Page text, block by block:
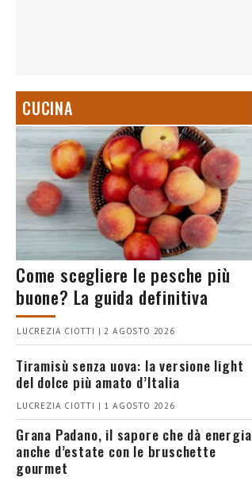
CUCINA
Come scegliere le pesche più
buone? La guida definitiva
LUCREZIA CIOTTI | 2 AGOSTO 2026
Tiramisù senza uova: la versione light
del dolce più amato d’Italia
LUCREZIA CIOTTI | 1 AGOSTO 2026
Grana Padano, il sapore che dà energia
anche d’estate con le bruschette
gourmet